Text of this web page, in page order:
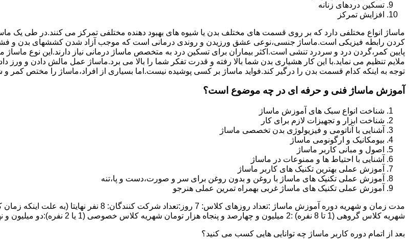
تسکین دردهای زنانه
افزایش تمرکز
ماساژ انواع مختلفی دارد که بر روی قسمت های مختلف بدن یا شیوه های بهبود دهنده مختلفی تمرکز می کنند.در طی یک
کردن رابطه فیزیکی است.ماساژ جنسی،نوعی عشق ورزیدن و روندی درمانی است که موجب آزاد شدن کششهای بدن و
پایین کمر،گردن درد و سردرد تنشی است.اکثر بیماران برای تسکین درد به متخصص ماساژ درمانی نیاز دارند.این نوع
ملایم تنظیم می نماید.با این کار هشیاری بدن شما بالا رفته و قدرت تفکر شما را بالا می برد.ماساژ عمل مالش دادن
توجه به اینکه کدام قسمت بدن را درگیر کند.فواید ماساژ بر کسی پوشیده نیست.اما بسیاری از افراد،ماساژ را مختص کمر
آموزش ماساژ فنی و حرفه ای در چه موضوع است؟
شناخت انواع سبک های آموزش ماساژ
شناخت ابزار و تجهیزات لازم برای کار
آشنایی با آناتومی و فیزیولوژی بدن تخصصی ماساژ
بیومکانیک و ارگونومی ماساژ
اصول و مبانی کاربر ماساژ
آشنایی با احتیاط ها و ممنوعات در ماساژ
آموزش عملی بهترین تکنیک های کاربر ماساژ
آموزش عملی تکنیک های ماساژ با روغن و بدون روغن برای سر و صورت،دست و پا،تنه
آموزش عملی تکنیک های ماساژ غربی بهمراه تمرین عملی هنرجو
شهریه کلاس گروهی (1 تا 8 نفره) :2 میلیون و چهارصد و پنجاه هزار تومان شهریه کلاس خصوصی (1 یا 2 نفره):دو میلیون و نهصد و پنجاه هزار تومان تخفیف ثبت نام آنلاین :500 هزار تومان
بعد از اتمام دوره کاربر ماساژ چه توانایی هایی کسب می کنید؟